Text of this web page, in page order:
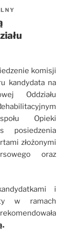
komisji
kandydata na
Oddziału
Opieki
posiedzenia
złożonymi
oraz
i
w ramach